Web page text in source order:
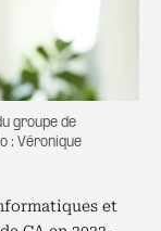
groupe de
: Véronique
et